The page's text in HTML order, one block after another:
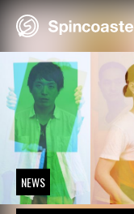
Skip
NEWS